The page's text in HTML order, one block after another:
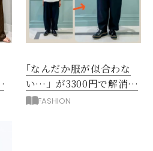
｢なんだか服が似合わな
い…」が3300円で解消！
阪神梅田のサービスが神
FASHION